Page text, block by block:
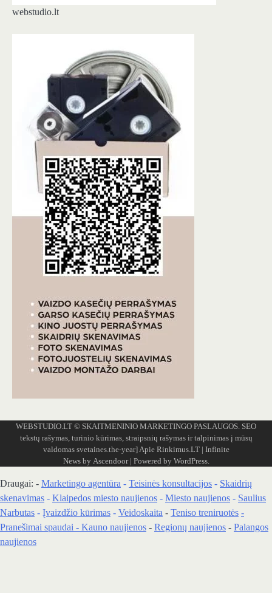
webstudio.lt
WEBSTUDIO.LT © SKAITMENINIO MARKETINGO PASLAUGOS. SEO
tekstų rašymas, turinio kūrimas, straipsnių rašymas ir talpinimas į mūsų
valdomas svetaines.the-year] Apie Rinkimus.LT| Infinite
News by Ascendoor| Powered by WordPress.
Draugai: - Marketingo agentūra - Teisinės konsultacijos - Skaidrių
skenavimas - Klaipedos miesto naujienos - Miesto naujienos - Saulius
Narbutas - Įvaizdžio kūrimas - Veidoskaita - Teniso treniruotės -
Pranešimai spaudai - Kauno naujienos - Regionų naujienos - Palangos
naujienos